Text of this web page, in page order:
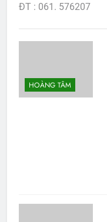
ĐT : 061. 576207
HOÀNG TÂM